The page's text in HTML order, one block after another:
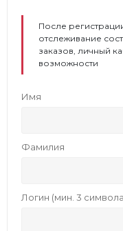
После
отслеживание
заказов, личный
возможности
Имя
Фамилия
Логин (мин. 3